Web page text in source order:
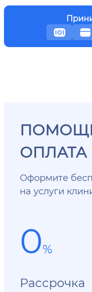
Оформите
на услуги
0%
Рассрочка